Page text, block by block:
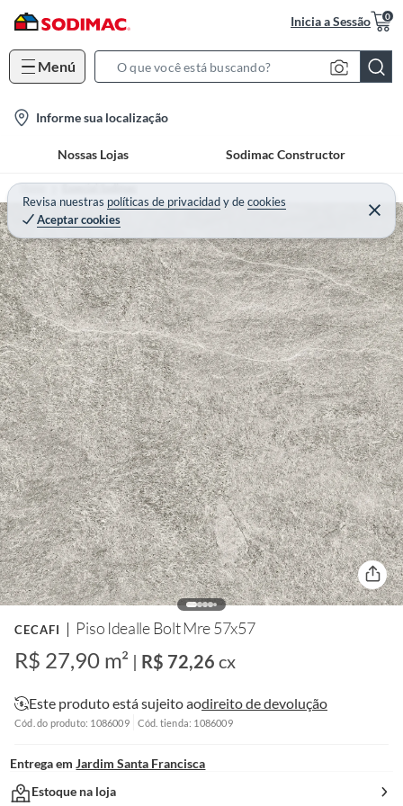
Inicia a Sessão 0
Menú
S
c
h
B
r
a
o
n
-
i
c
o
n
Informe sua localização
Nossas Lojas Sodimac Constructor
Revisa nuestras políticas de privacidadydecookies
Aceptar cookies
Home Especial Sodimac
CECAFI Piso Idealle Bolt Mre 57x57
R$ 27,90 m² | R$ 72,26 cx
Este produto está sujeito aodireito de devolução
Cód. do produto: 1086009 Cód. tienda: 1086009
Entrega em Jardim Santa Francisca
Estoque na loja